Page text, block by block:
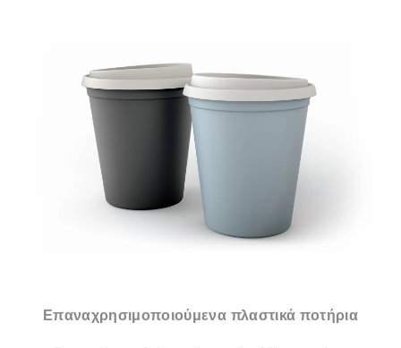
Επαναχρησιμοποιούμενα πλαστικά ποτήρια